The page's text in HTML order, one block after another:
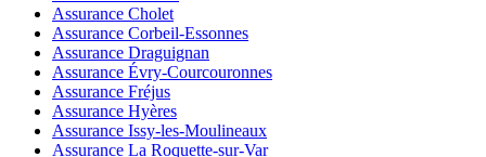
Assurance Cholet
Assurance Corbeil-Essonnes
Assurance Draguignan
Assurance Évry-Courcouronnes
Assurance Fréjus
Assurance Hyères
Assurance Issy-les-Moulineaux
Assurance La Roquette-sur-Var